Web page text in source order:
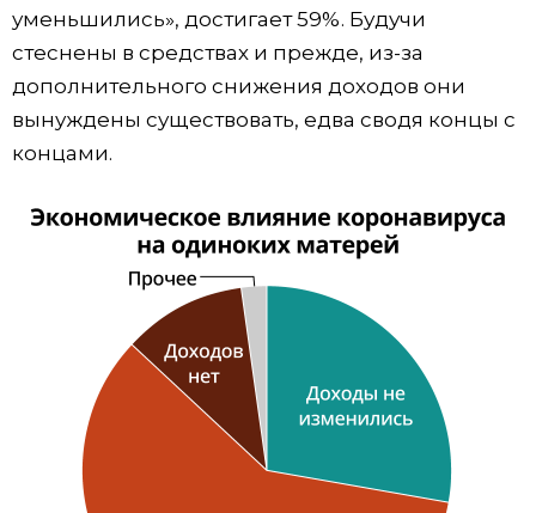
уменьшились», достигает 59%. Будучи
стеснены в средствах и прежде, из-за
дополнительного снижения доходов они
вынуждены существовать, едва сводя концы с
концами.